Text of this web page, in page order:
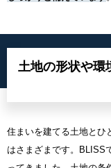
土地の形状や環
住まいを建てる土地とひ
はさまざまです。BLISS